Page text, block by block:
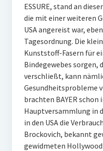
ESSURE, stand an
die mit einer weiteren
USA angereist war,
Tagesordnung. Die
Kunststoff-Fasern für
Bindegewebes sorgen,
verschließt, kann
Gesundheitsprobleme
brachten BAYER schon
Hauptversammlung in
in den USA die
Brockovich, bekannt
gewidmeten